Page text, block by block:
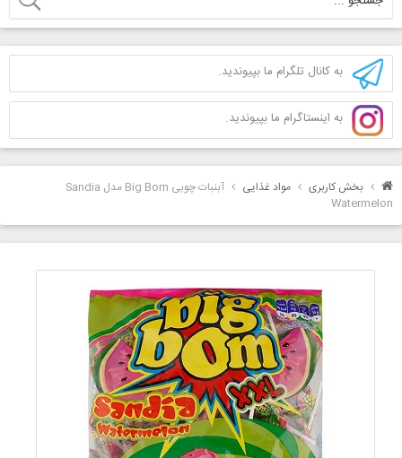
به کانال تلگرام ما بپیوندید.
به اینستاگرام ما بپیوندید.
بخش کاربری مواد غذایی
آبنبات چوبی Big Bom مدل Sandia
Watermelon